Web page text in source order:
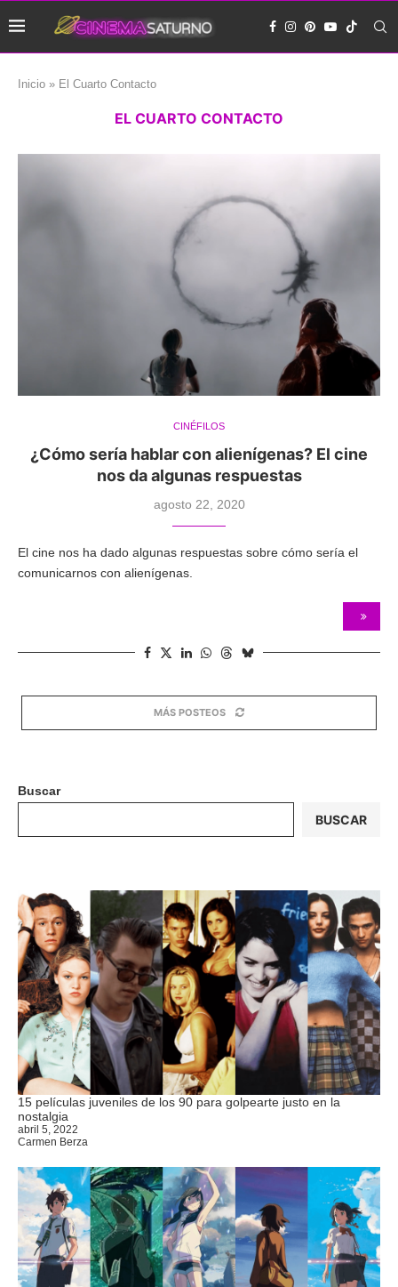
Inicio » El Cuarto Contacto
EL CUARTO CONTACTO
CINÉFILOS
¿Cómo sería hablar con alienígenas? El cine
nos da algunas respuestas
agosto 22, 2020
El cine nos ha dado algunas respuestas sobre cómo sería el
comunicarnos con alienígenas.
MÁS POSTEOS
Buscar
BUSCAR
15 películas juveniles de los 90 para golpearte justo en la
nostalgia
abril 5, 2022
Carmen Berza